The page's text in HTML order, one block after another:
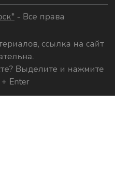
- Все права
ссылка на сайт
Выделите и нажмите
Enter